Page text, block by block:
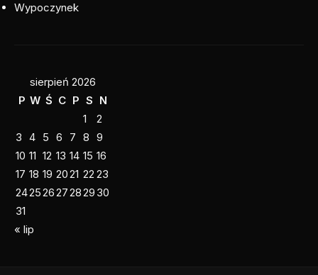
Wypoczynek
sierpień 2026
P W Ś C P S N
1
2
3 4 5 6 7 8 9
10 11 12 13 14 15 16
17 18 19 2021 22 23
242526272829 30
31
« lip